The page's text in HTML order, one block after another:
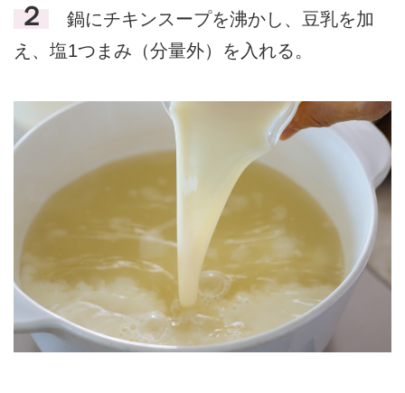
２
鍋にチキンスープを沸かし、豆乳を加
え、塩1つまみ（分量外）を入れる。